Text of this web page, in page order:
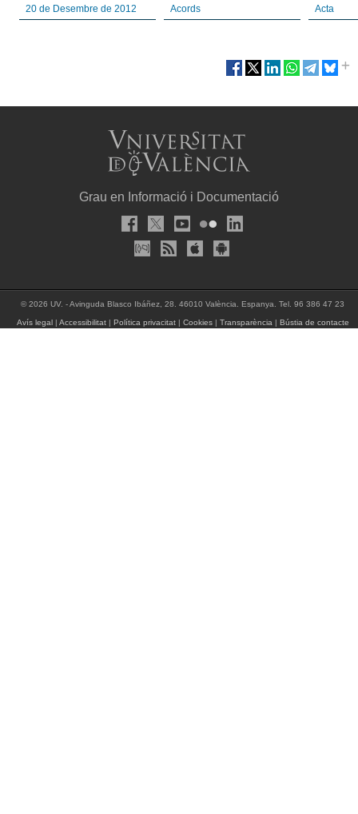
20 de Desembre de 2012
Acords Acta
Grau en Informació i Documentació
© 2026 UV. - Avinguda Blasco Ibáñez, 28. 46010 València. Espanya. Tel. 96 386 47 23
Avís legal| Accessibilitat| Política privacitat| Cookies| Transparència| Bústia de contacte